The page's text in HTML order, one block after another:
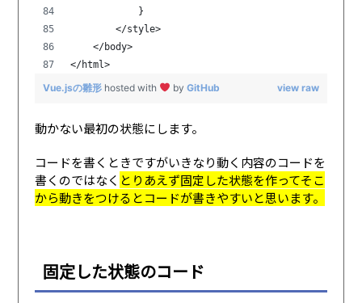
            }
        </style>
    </body>
</html>
view raw
Vue.jsの雛形 hosted with byGitHub
動かない最初の状態にします。
コードを書くときですがいきなり動く内容のコードを
書くのではなく とりあえず固定した状態を作ってそこ
から動きをつけるとコードが書きやすいと思います。
固定した状態のコード